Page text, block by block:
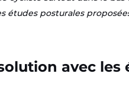
études posturales
avec les